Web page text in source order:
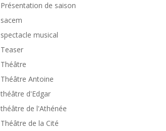
Présentation de saison
sacem
spectacle musical
Teaser
Théâtre
Théâtre Antoine
théâtre d'Edgar
théâtre de l'Athénée
Théâtre de la Cité